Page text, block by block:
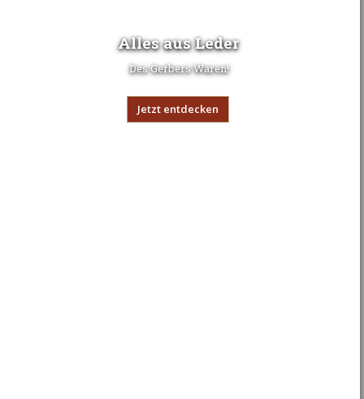
Alles aus Leder
Des Gerbers Waren!
Jetzt entdecken